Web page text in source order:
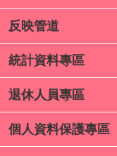
反映管道
統計資料專區
退休人員專區
個人資料保護專區